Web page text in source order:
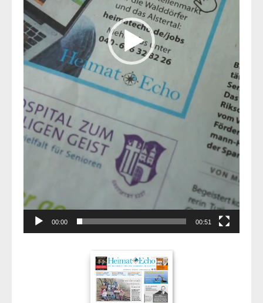
00:00 00:51